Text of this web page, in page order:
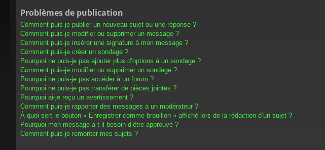
Problèmes de publication
Comment puis-je publier un nouveau sujet ou une réponse ?
Comment puis-je modifier ou supprimer un message ?
Comment puis-je insérer une signature à mon message ?
Comment puis-je créer un sondage ?
Pourquoi ne puis-je pas ajouter plus d’options à un sondage ?
Comment puis-je modifier ou supprimer un sondage ?
Pourquoi ne puis-je pas accéder à un forum ?
Pourquoi ne puis-je pas transférer de pièces jointes ?
Pourquoi ai-je reçu un avertissement ?
Comment puis-je rapporter des messages à un modérateur ?
À quoi sert le bouton « Enregistrer comme brouillon » affiché lors de la rédaction d’un sujet ?
Pourquoi mon message a-t-il besoin d’être approuvé ?
Comment puis-je remonter mes sujets ?